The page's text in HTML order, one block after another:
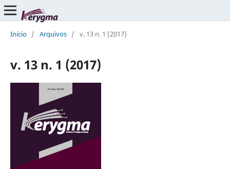
Início / Arquivos / v. 13 n. 1 (2017)
v. 13 n. 1 (2017)